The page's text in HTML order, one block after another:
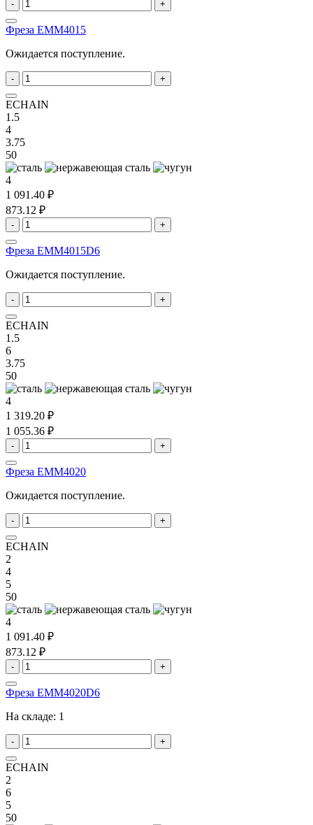
- +
Фреза EMM4015
Ожидается поступление.
- +
ECHAIN
1.5
4
3.75
50
4
1 091.40 ₽
873.12 ₽
- +
Фреза EMM4015D6
Ожидается поступление.
- +
ECHAIN
1.5
6
3.75
50
4
1 319.20 ₽
1 055.36 ₽
- +
Фреза EMM4020
Ожидается поступление.
- +
ECHAIN
2
4
5
50
4
1 091.40 ₽
873.12 ₽
- +
Фреза EMM4020D6
На складе: 1
- +
ECHAIN
2
6
5
50